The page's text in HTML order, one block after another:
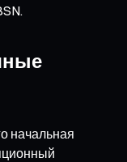
начальная